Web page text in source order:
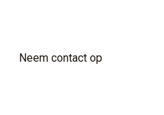
Neem contact op